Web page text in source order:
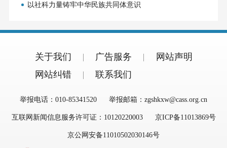
以社科力量铸牢中华民族共同体意识
关于我们 广告服务
网站声明
网站纠错
联系我们
举报电话：010-85341520 举报邮箱：zgshkxw@cass.org.cn
互联网新闻信息服务许可证：10120220003 京ICP备11013869号
京公网安备11010502030146号